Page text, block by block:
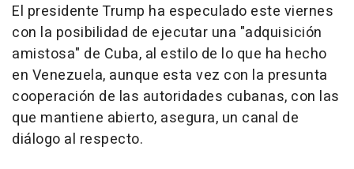
El presidente Trump ha especulado este viernes
con la posibilidad de ejecutar una "adquisición
amistosa" de Cuba, al estilo de lo que ha hecho
en Venezuela, aunque esta vez con la presunta
cooperación de las autoridades cubanas, con las
que mantiene abierto, asegura, un canal de
diálogo al respecto.